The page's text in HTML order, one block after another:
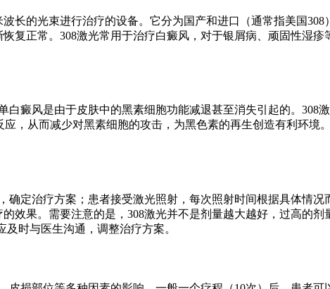
长的光束进行治疗的设备。它分为国产和进口（通常指美国
复正常。308激光常用于治疗白癜风，对于银屑病、顽固性湿
白癜风是由于皮肤中的黑素细胞功能减退甚至消失引起的。308
，从而减少对黑素细胞的攻击，为黑色素的再生创造有利环境
确定治疗方案；患者接受激光照射，每次照射时间根据具体情
效果。需要注意的是，308激光并不是剂量越大越好，过高的
时与医生沟通，调整治疗方案。